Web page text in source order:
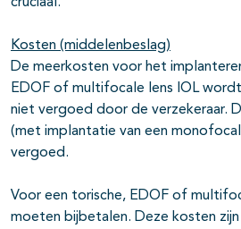
Kosten (middelenbeslag)
De meerkosten voor het
EDOF of multifocale lens IOL
niet vergoed door de verzekeraar.
(met implantatie van een
vergoed.
Voor een torische, EDOF of
moeten bijbetalen. Deze kosten